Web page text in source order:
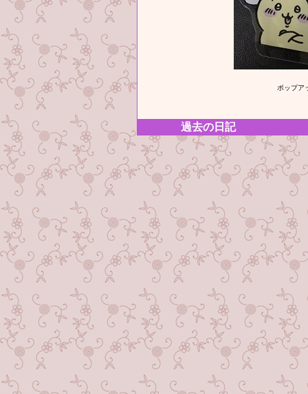
ポップア
過去の日記